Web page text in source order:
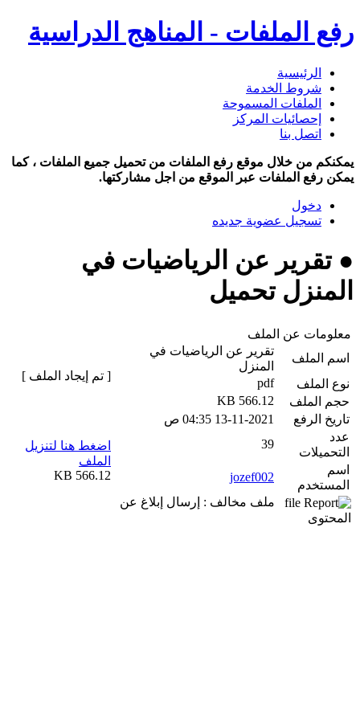
رفع الملفات - المناهج الدراسية
الرئيسية
شروط الخدمة
الملفات المسموحة
إحصائيات المركز
اتصل بنا
يمكنكم من خلال موقع رفع الملفات من تحميل جميع الملفات ، كما
يمكن رفع الملفات عبر الموقع من اجل مشاركتها.
دخول
تسجيل عضوية جديده
● تقرير عن الرياضيات في
المنزل تحميل
معلومات عن الملف
اسم الملف
تقرير عن الرياضيات في
المنزل
نوع الملف
pdf
حجم الملف
566.12 KB
تاريخ الرفع
13-11-2021 04:35 ص
عدد
التحميلات
39
اسم
المستخدم
jozef002
ملف مخالف : إرسال إبلاغ عن
المحتوى
[ تم إيجاد الملف ]
اضغط هنا لتنزيل
الملف
566.12 KB